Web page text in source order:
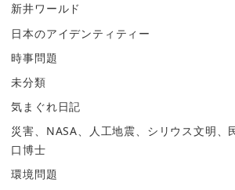
新井ワールド
日本のアイデンティティー
時事問題
未分類
気まぐれ日記
災害、NASA、人工地震、シリウス文明、
口博士
環境問題